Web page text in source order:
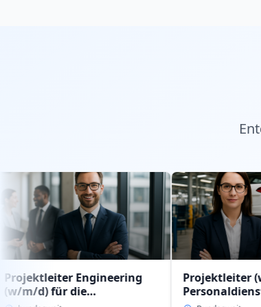
Engineering
die
Projektleiter (w/m/d)
Personaldienstleistung